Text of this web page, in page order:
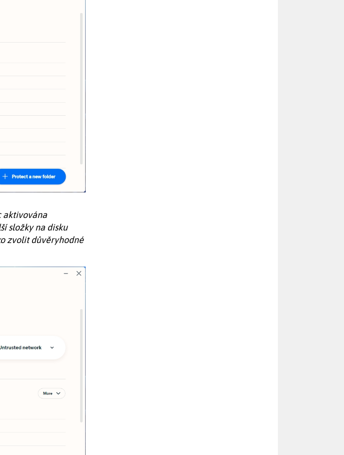
aktivována
složky na disku
zvolit důvěryhodné